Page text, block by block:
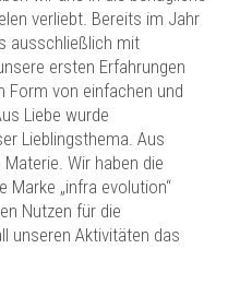
verliebt. Bereits im Jahr
ausschließlich mit
ersten Erfahrungen
Form von einfachen und
Liebe wurde
Lieblingsthema. Aus
Wir haben die
Marke „infra evolution“
Nutzen für die
unseren Aktivitäten das